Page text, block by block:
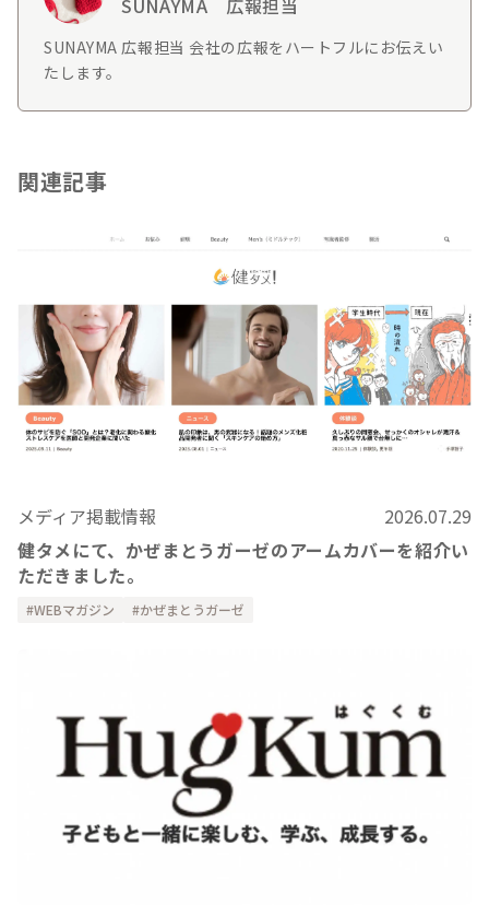
SUNAYMA 広報担当
SUNAYMA 広報担当 会社の広報をハートフルにお伝えい
たします。
関連記事
メディア掲載情報
2026.07.29
健タメにて、かぜまとうガーゼのアームカバーを紹介い
ただきました。
WEBマガジン かぜまとうガーゼ